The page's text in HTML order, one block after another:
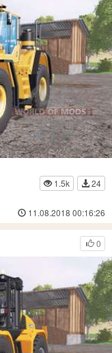
1.5k
24
11.08.2018 00:16:26
0